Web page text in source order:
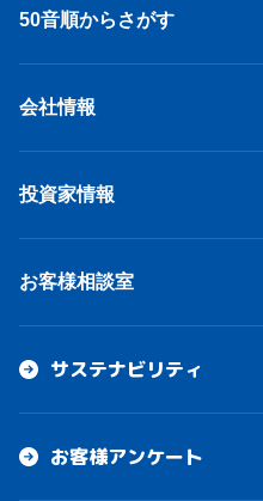
50音順からさがす
会社情報
投資家情報
お客様相談室
サステナビリティ
お客様アンケート